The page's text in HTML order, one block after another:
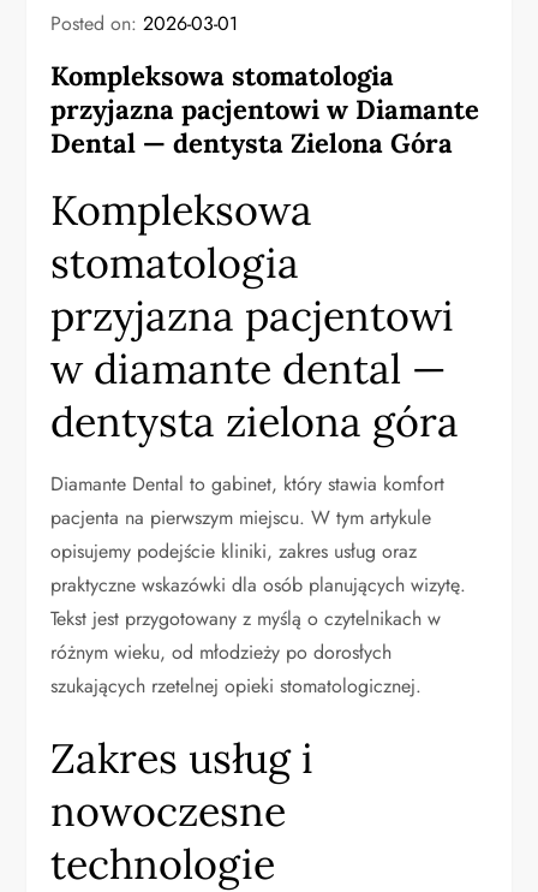
Posted on:2026-03-01
Kompleksowa stomatologia
przyjazna pacjentowi w Diamante
Dental — dentysta Zielona Góra
Kompleksowa
stomatologia
przyjazna pacjentowi
w diamante dental —
dentysta zielona góra
Diamante Dental to gabinet, który stawia komfort
pacjenta na pierwszym miejscu. W tym artykule
opisujemy podejście kliniki, zakres usług oraz
praktyczne wskazówki dla osób planujących wizytę.
Tekst jest przygotowany z myślą o czytelnikach w
różnym wieku, od młodzieży po dorosłych
szukających rzetelnej opieki stomatologicznej.
Zakres usług i
nowoczesne
technologie